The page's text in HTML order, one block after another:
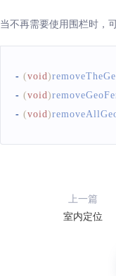
}
NSLog(@
switch(region.
{
case
当不再需要使用围栏时，
- (void)
- (void)
- (void)
上一篇
室内定位